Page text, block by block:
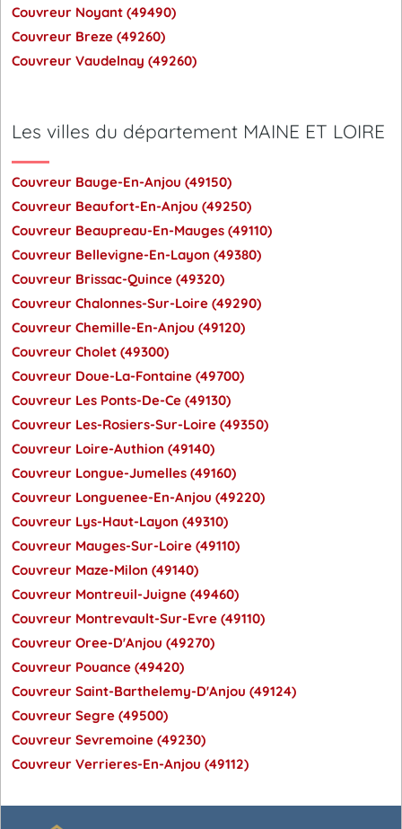
Couvreur Noyant (49490)
Couvreur Breze (49260)
Couvreur Vaudelnay (49260)
Les villes du département MAINE ET LOIRE
Couvreur Bauge-En-Anjou (49150)
Couvreur Beaufort-En-Anjou (49250)
Couvreur Beaupreau-En-Mauges (49110)
Couvreur Bellevigne-En-Layon (49380)
Couvreur Brissac-Quince (49320)
Couvreur Chalonnes-Sur-Loire (49290)
Couvreur Chemille-En-Anjou (49120)
Couvreur Cholet (49300)
Couvreur Doue-La-Fontaine (49700)
Couvreur Les Ponts-De-Ce (49130)
Couvreur Les-Rosiers-Sur-Loire (49350)
Couvreur Loire-Authion (49140)
Couvreur Longue-Jumelles (49160)
Couvreur Longuenee-En-Anjou (49220)
Couvreur Lys-Haut-Layon (49310)
Couvreur Mauges-Sur-Loire (49110)
Couvreur Maze-Milon (49140)
Couvreur Montreuil-Juigne (49460)
Couvreur Montrevault-Sur-Evre (49110)
Couvreur Oree-D'Anjou (49270)
Couvreur Pouance (49420)
Couvreur Saint-Barthelemy-D'Anjou (49124)
Couvreur Segre (49500)
Couvreur Sevremoine (49230)
Couvreur Verrieres-En-Anjou (49112)